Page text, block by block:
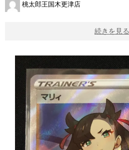
桃太郎王国木更津店
続きを見る